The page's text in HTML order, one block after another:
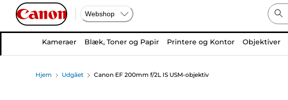
Webshop
Kameraer Blæk, Toner og Papir Printere og Kontor Objektiver
Hjem Udgået Canon EF 200mm f/2L IS USM-objektiv